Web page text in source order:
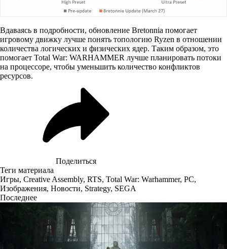
Вдаваясь в подробности, обновление Bretonnia помогает
игровому движку лучше понять топологию Ryzen в отношении
количества логических и физических ядер. Таким образом, это
помогает Total War: WARHAMMER лучше планировать потоки
на процессоре, чтобы уменьшить количество конфликтов
ресурсов.
Поделиться
Теги материала
Игры, Creative Assembly, RTS, Total War: Warhammer, PC,
Изображения, Новости, Strategy, SEGA
Последнее